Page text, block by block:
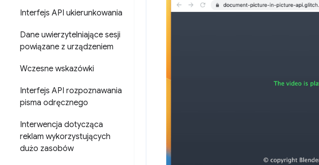
Interfejs API ukierunkowania
Dane uwierzytelniające sesji
powiązane z urządzeniem
Wczesne wskazówki
Interfejs API rozpoznawania
pisma odręcznego
Interwencja dotycząca
reklam wykorzystujących
dużo zasobów